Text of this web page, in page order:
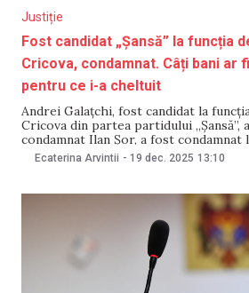
Justiție
Fost candidat „Șansă” la funcția
Cricova, condamnat. Câți bani ar
pentru ce i-a cheltuit
Andrei Galațchi, fost candidat la
Cricova din partea partidului
condamnat Ilan Șor, a fost condamnat
pentru finanțarea ilegală a formațiunii
Ecaterina Arvintii - 19 dec. 2025 13:10